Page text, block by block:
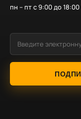
пн – пт с 9:00 до 18:00